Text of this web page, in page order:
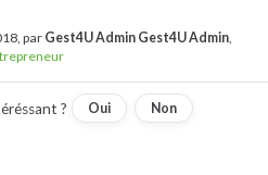
par Gest4U Admin Gest4U Admin,
? Oui Non